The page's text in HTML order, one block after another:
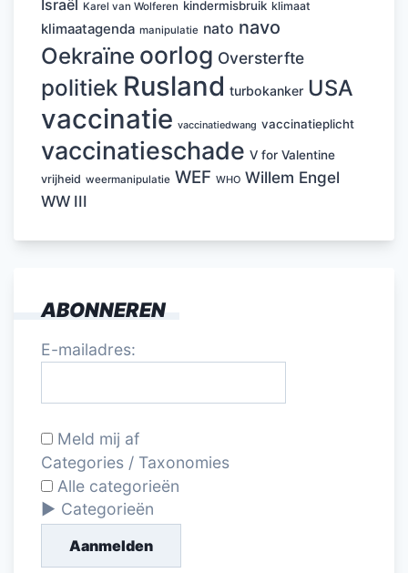
Israël Karel van Wolferen kindermisbruik klimaat
klimaatagenda manipulatie nato navo
Oekraïne oorlog Oversterfte
politiek Rusland turbokanker USA
vaccinatie vaccinatiedwang vaccinatieplicht
vaccinatieschade V for Valentine
vrijheid weermanipulatie WEF WHO Willem Engel
WW III
ABONNEREN
E-mailadres:
Meld mij af
Categories / Taxonomies
Alle categorieën
Categorieën
Aanmelden